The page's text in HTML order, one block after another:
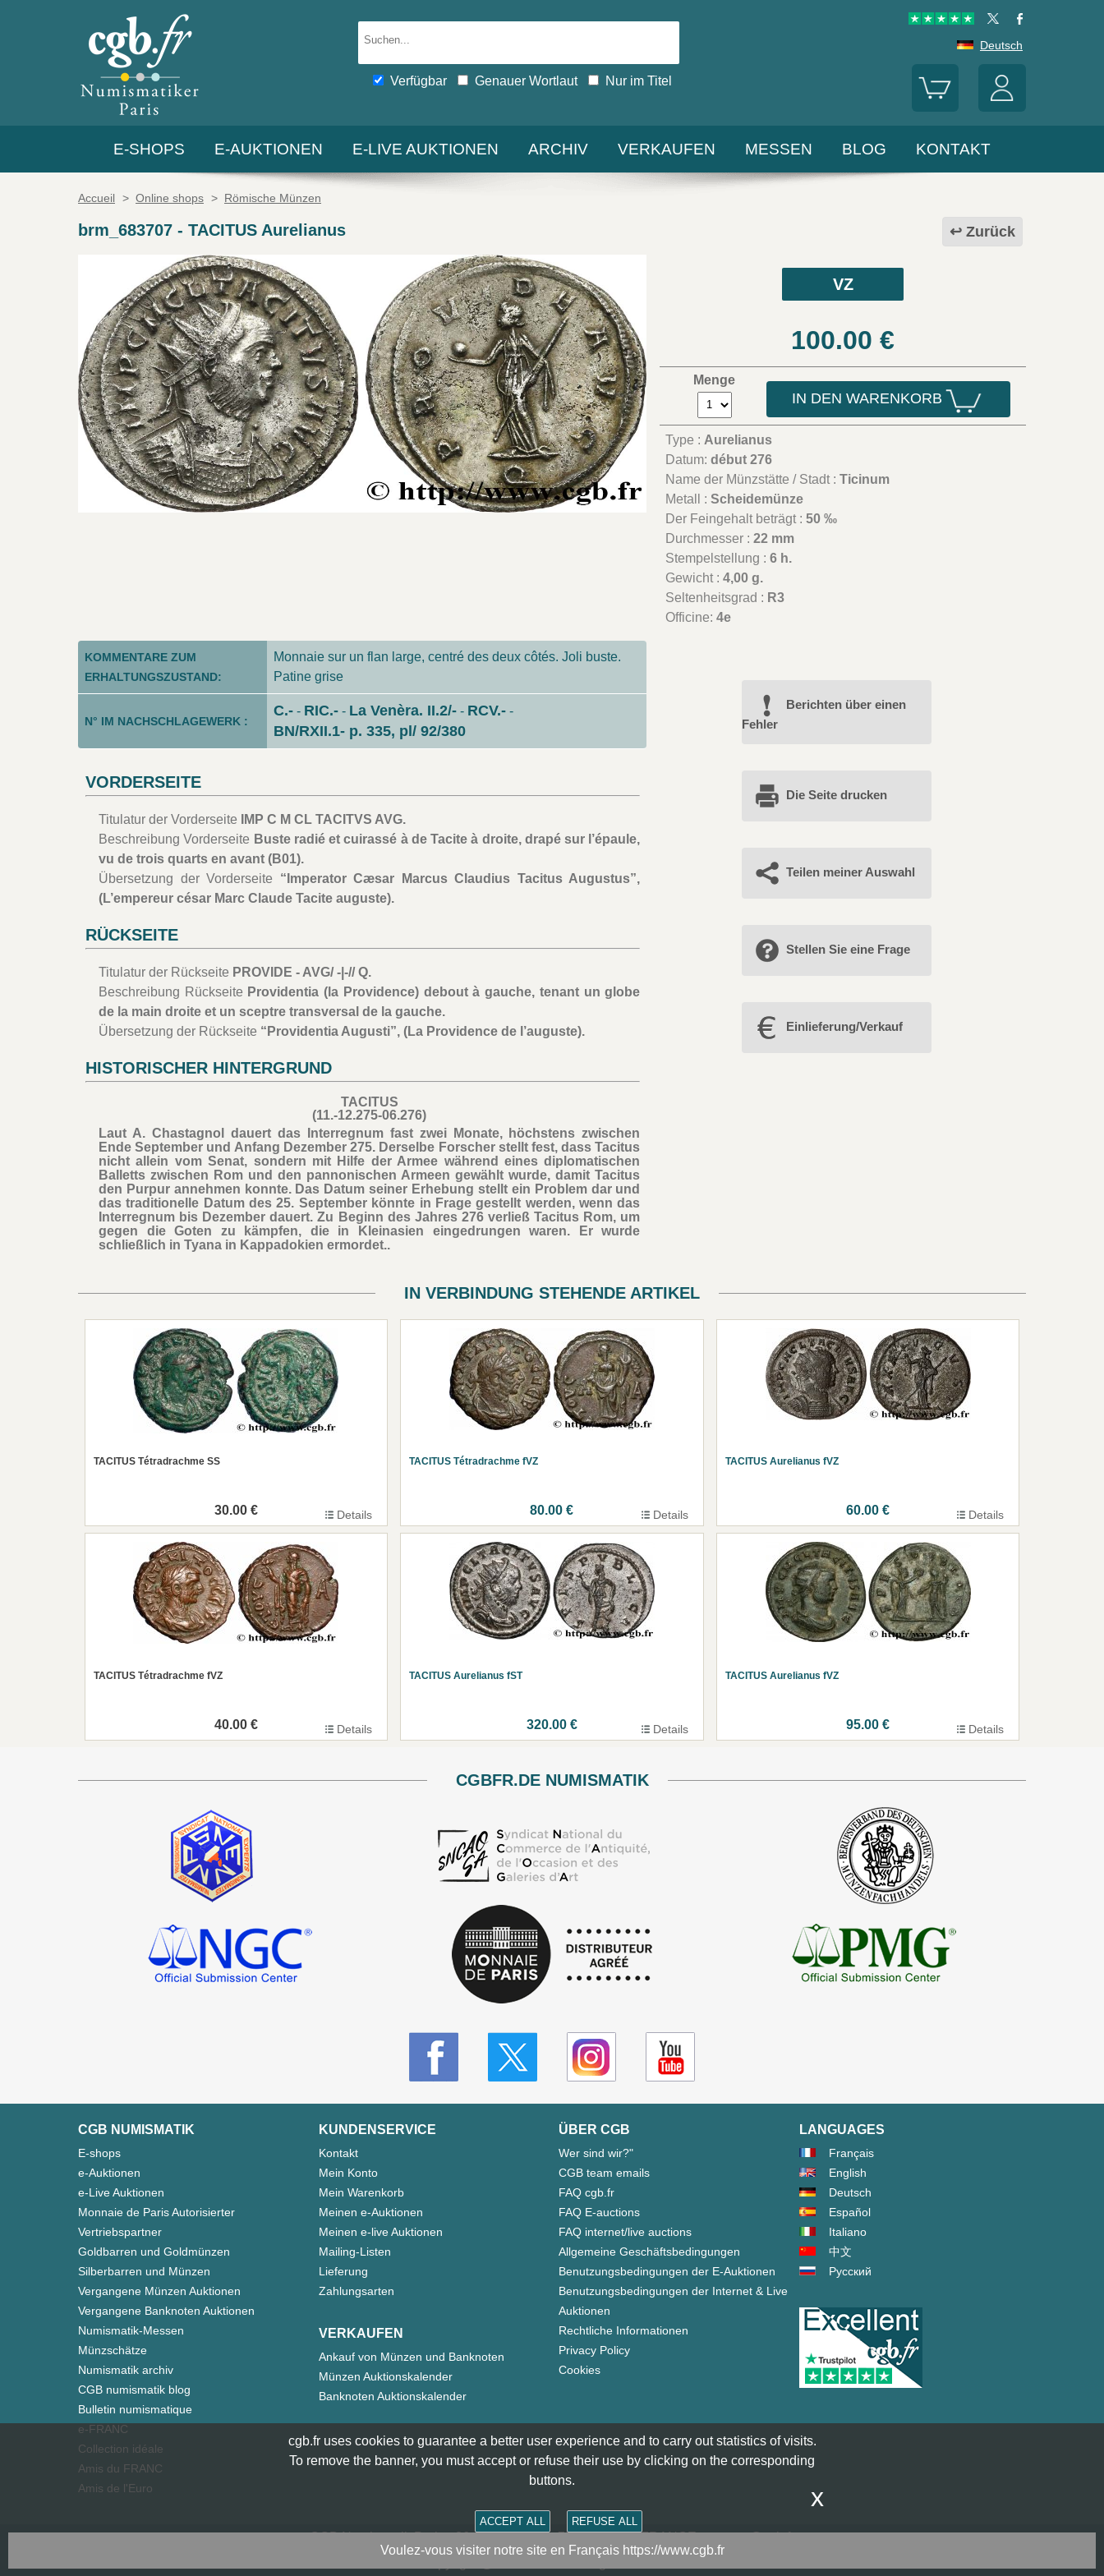
Verfügbar Genauer Wortlaut Nur im Titel
Deutsch
E-SHOPS E-AUKTIONEN E-LIVE AUKTIONEN ARCHIV VERKAUFEN MESSEN BLOG KONTAKT
Accueil > Online shops > Römische Münzen
Zurück
brm_683707 - TACITUS Aurelianus
VZ
100.00 €
Menge
IN DEN WARENKORB
Type : Aurelianus
Datum:début 276
Name der Münzstätte / Stadt :Ticinum
Metall :Scheidemünze
Der Feingehalt beträgt :50 ‰
Durchmesser :22 mm
Stempelstellung :6 h.
Gewicht :4,00 g.
Seltenheitsgrad : R3
Officine:4e
KOMMENTARE ZUM
ERHALTUNGSZUSTAND:
Monnaie sur un flan large, centré des deux côtés. Joli buste.
Patine grise
N° IM NACHSCHLAGEWERK :
C.- - RIC.- - La Venèra. II.2/- - RCV.- -
BN/RXII.1- p. 335, pl/ 92/380
VORDERSEITE
Titulatur der Vorderseite
IMP C M CL TACITVS AVG.
Beschreibung Vorderseite Buste radié et cuirassé à de Tacite à droite, drapé sur l’épaule,
vu de trois quarts en avant (B01).
Übersetzung der Vorderseite “Imperator Cæsar Marcus Claudius Tacitus Augustus”,
(L’empereur césar Marc Claude Tacite auguste).
RÜCKSEITE
Titulatur der Rückseite PROVIDE - AVG/ -|-// Q.
Beschreibung Rückseite Providentia (la Providence) debout à gauche, tenant un globe
de la main droite et un sceptre transversal de la gauche.
Übersetzung der Rückseite “Providentia Augusti”, (La Providence de l’auguste).
HISTORISCHER HINTERGRUND
TACITUS
(11.-12.275-06.276)
Laut A. Chastagnol dauert das Interregnum fast zwei Monate, höchstens zwischen
Ende September und Anfang Dezember 275. Derselbe Forscher stellt fest, dass Tacitus
nicht allein vom Senat, sondern mit Hilfe der Armee während eines diplomatischen
Balletts zwischen Rom und den pannonischen Armeen gewählt wurde, damit Tacitus
den Purpur annehmen konnte. Das Datum seiner Erhebung stellt ein Problem dar und
das traditionelle Datum des 25. September könnte in Frage gestellt werden, wenn das
Interregnum bis Dezember dauert. Zu Beginn des Jahres 276 verließ Tacitus Rom, um
gegen die Goten zu kämpfen, die in Kleinasien eingedrungen waren. Er wurde
schließlich in Tyana in Kappadokien ermordet..
Berichten über einen
Fehler
Die Seite drucken
Teilen meiner Auswahl
Stellen Sie eine Frage
Einlieferung/Verkauf
IN VERBINDUNG STEHENDE ARTIKEL
TACITUS Tétradrachme SS
30.00 € Details
TACITUS Tétradrachme fVZ
80.00 € Details
TACITUS Aurelianus fVZ
60.00 € Details
TACITUS Tétradrachme fVZ
40.00 € Details
TACITUS Aurelianus fST
320.00 € Details
TACITUS Aurelianus fVZ
95.00 € Details
CGBFR.DE NUMISMATIK
CGB NUMISMATIK
E-shops
e-Auktionen
e-Live Auktionen
Monnaie de Paris Autorisierter
Vertriebspartner
Goldbarren und Goldmünzen
Silberbarren und Münzen
Vergangene Münzen Auktionen
Vergangene Banknoten Auktionen
Numismatik-Messen
Münzschätze
Numismatik archiv
CGB numismatik blog
Bulletin numismatique
e-FRANC
Collection idéale
Amis du FRANC
Amis de l'Euro
KUNDENSERVICE
Kontakt
Mein Konto
Mein Warenkorb
Meinen e-Auktionen
Meinen e-live Auktionen
Mailing-Listen
Lieferung
Zahlungsarten
VERKAUFEN
Ankauf von Münzen und Banknoten
Münzen Auktionskalender
Banknoten Auktionskalender
ÜBER CGB
Wer sind wir?"
CGB team emails
FAQ cgb.fr
FAQ E-auctions
FAQ internet/live auctions
Allgemeine Geschäftsbedingungen
Benutzungsbedingungen der E-Auktionen
Benutzungsbedingungen der Internet & Live
Auktionen
Rechtliche Informationen
Privacy Policy
Cookies
LANGUAGES
Français
English
Deutsch
Español
Italiano
中文
Русский
CGB Numismatik Paris - 36 rue Vivienne - 75002 PARIS FRANCE -contact@cgb.fr
cgb.fr uses cookies to guarantee a better user experience and to carry out statistics of visits.
To remove the banner, you must accept or refuse their use by clicking on the corresponding
buttons.
ACCEPT ALL REFUSE ALL
x
Voulez-vous visiter notre site en Français https://www.cgb.fr